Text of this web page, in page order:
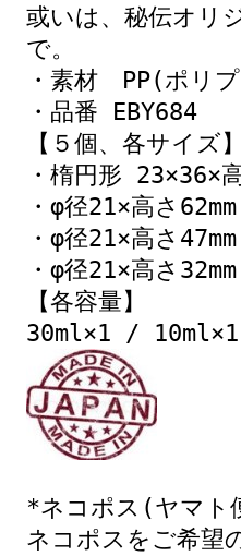
或いは、秘伝オリ
で。
・素材 PP(ポリ
・品番 EBY684
【５個、各サイズ
・楕円形 23×36×
・φ径21×高さ
・φ径21×高さ
・φ径21×高さ
【各容量】
30ml×1 /
*ネコポス(ヤマト
ネコポスをご希望